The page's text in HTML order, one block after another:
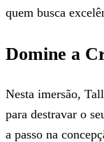
quem busca
Domine a
Nesta imersão,
para destravar o
a passo na